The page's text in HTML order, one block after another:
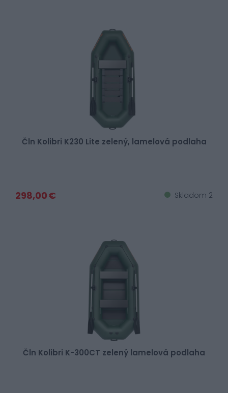
Čln Kolibri K230 Lite zelený, lamelová podlaha
298,00 € Skladom 2
Čln Kolibri K-300CT zelený lamelová podlaha